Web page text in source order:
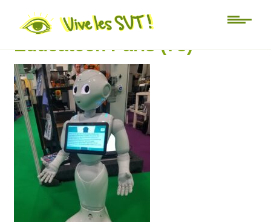
Salon de l’éducation
Educatech Paris (73)